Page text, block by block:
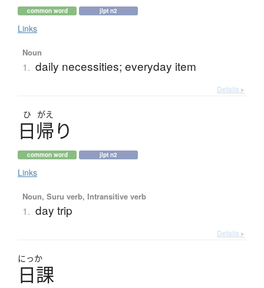
common word jlpt n2
Links
Noun
1. daily necessities; everyday item
Details ▸
ひ がえ
日帰り
common word jlpt n2
Links
Noun, Suru verb, Intransitive verb
1. day trip
Details ▸
にっか
日課